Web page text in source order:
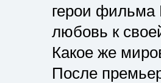
герои фильма
любовь к
Какое же
После